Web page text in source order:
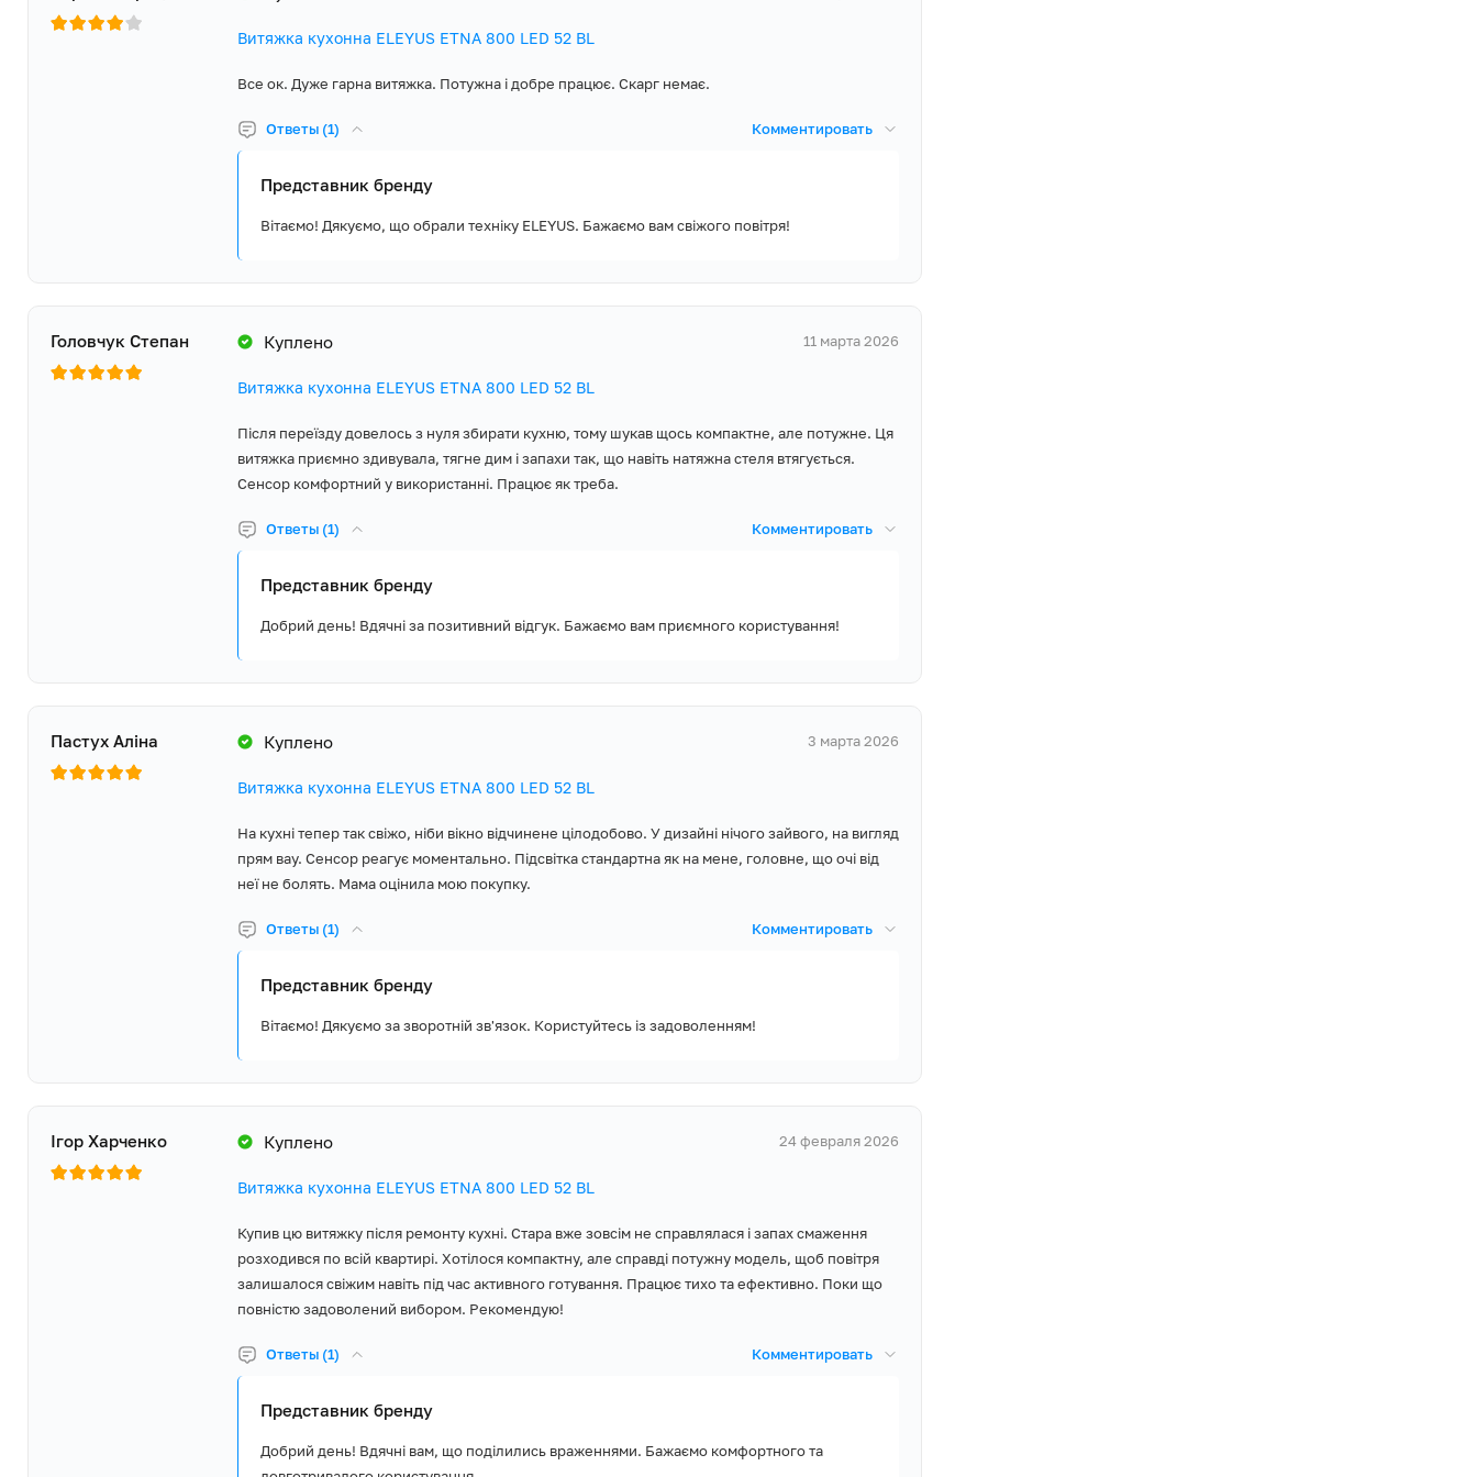
тому надає 5 років повної гарантії виробника та забезпечує широку і доступну
мережу сервісних центрів у кожному регіоні України.
Витяжка кухонна ELEYUS ETNA 800 LED 52 BL
Все ок. Дуже гарна витяжка. Потужна і добре працює. Скарг немає.
Ответы (1) Комментировать
Представник бренду
Вітаємо! Дякуємо, що обрали техніку ELEYUS. Бажаємо вам свіжого повітря!
Головчук Степан Куплено 11 марта 2026
Витяжка кухонна ELEYUS ETNA 800 LED 52 BL
Після переїзду довелось з нуля збирати кухню, тому шукав щось компактне, але потужне. Ця
витяжка приємно здивувала, тягне дим і запахи так, що навіть натяжна стеля втягується.
Сенсор комфортний у використанні. Працює як треба.
Ответы (1) Комментировать
Представник бренду
Добрий день! Вдячні за позитивний відгук. Бажаємо вам приємного користування!
Пастух Аліна Куплено 3 марта 2026
Витяжка кухонна ELEYUS ETNA 800 LED 52 BL
На кухні тепер так свіжо, ніби вікно відчинене цілодобово. У дизайні нічого зайвого, на вигляд
прям вау. Сенсор реагує моментально. Підсвітка стандартна як на мене, головне, що очі від
неї не болять. Мама оцінила мою покупку.
Ответы (1) Комментировать
Представник бренду
Вітаємо! Дякуємо за зворотній зв'язок. Користуйтесь із задоволенням!
Ігор Харченко Куплено 24 февраля 2026
Витяжка кухонна ELEYUS ETNA 800 LED 52 BL
Купив цю витяжку після ремонту кухні. Стара вже зовсім не справлялася і запах смаження
розходився по всій квартирі. Хотілося компактну, але справді потужну модель, щоб повітря
залишалося свіжим навіть під час активного готування. Працює тихо та ефективно. Поки що
повністю задоволений вибором. Рекомендую!
Ответы (1) Комментировать
Представник бренду
Добрий день! Вдячні вам, що поділились враженнями. Бажаємо комфортного та